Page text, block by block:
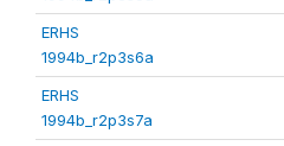
ERHS
1994b_r2p3s6a
ERHS
1994b_r2p3s7a